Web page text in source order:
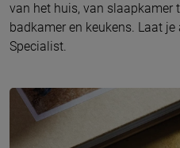
van het huis, van slaapkamer
badkamer en keukens. Laat
Specialist.